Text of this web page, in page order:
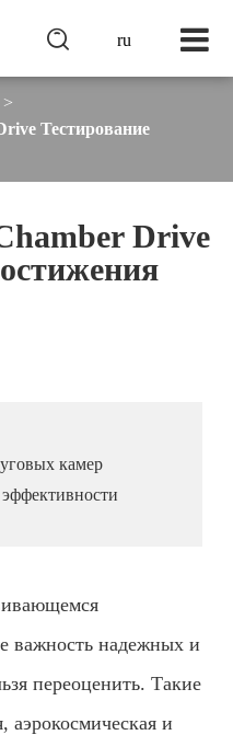
ru

Тестирование
Drive
камер
важность надежных и
переоценить. Такие
аэрокосмическая и